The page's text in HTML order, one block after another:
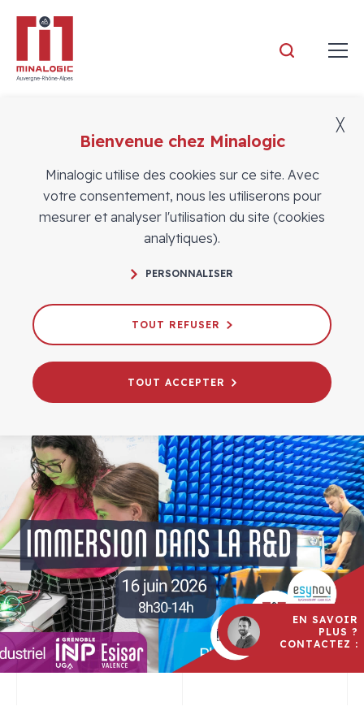
Événements
Le 16/06/2026
EN SAVOIR
PLUS ?
CONTACTEZ :
Bienvenue chez Minalogic
Minalogic utilise des cookies sur ce site. Avec
votre consentement, nous les utiliserons pour
mesurer et analyser l'utilisation du site (cookies
analytiques).
PERSONNALISER
TOUT REFUSER
TOUT ACCEPTER
╳